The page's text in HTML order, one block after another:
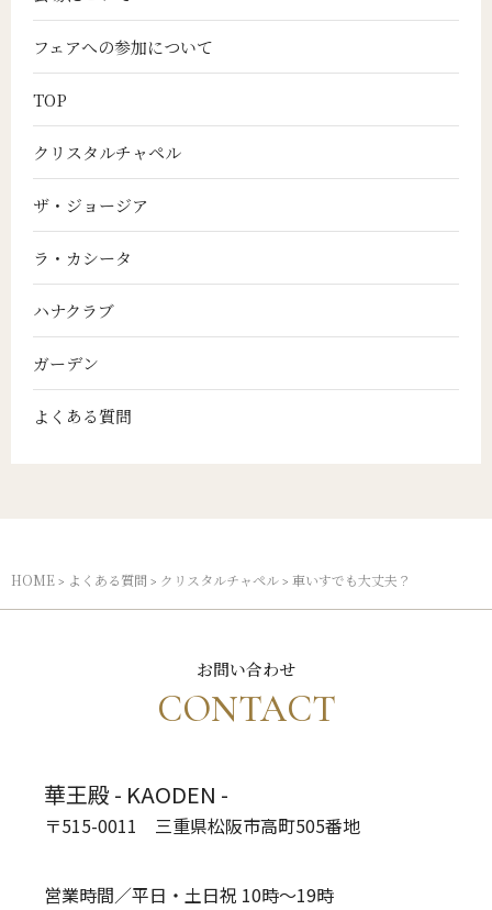
フェアへの参加について
TOP
クリスタルチャペル
ザ・ジョージア
ラ・カシータ
ハナクラブ
ガーデン
よくある質問
HOME > よくある質問 > クリスタルチャペル > 車いすでも大丈夫？
CONTACT
お問い合わせ
華王殿 - KAODEN -
〒515-0011 三重県松阪市高町505番地
営業時間／平日・土日祝 10時～19時